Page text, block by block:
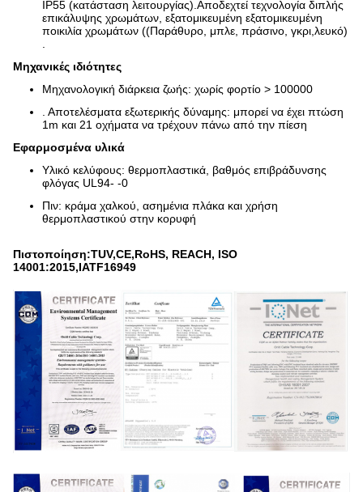
IP55 (κατάσταση λειτουργίας).Αποδεχτεί τεχνολογία διπλής
επικάλυψης χρωμάτων, εξατομικευμένη εξατομικευμένη
ποικιλία χρωμάτων ((Παράθυρο, μπλε, πράσινο, γκρι,λευκό)
Μηχανικές ιδιότητες
Μηχανολογική διάρκεια ζωής: χωρίς φορτίο > 100000
. Αποτελέσματα εξωτερικής δύναμης: μπορεί να έχει πτώση
1m και 21 οχήματα να τρέχουν πάνω από την πίεση
Εφαρμοσμένα υλικά
Υλικό κελύφους: θερμοπλαστικά, βαθμός επιβράδυνσης
φλόγας UL94- -0
Πιν: κράμα χαλκού, ασημένια πλάκα και χρήση
θερμοπλαστικού στην κορυφή
Πιστοποίηση:TUV,CE,RoHS, REACH, ISO
14001:2015,IATF16949